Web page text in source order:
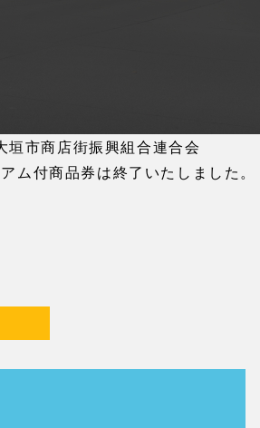
垣市商店街振興組合連合会
ム付商品券は終了いたしました。